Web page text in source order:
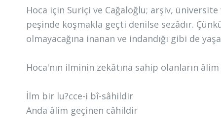
Hoca için Suriçi ve Cağaloğlu; arşiv,
peşinde koşmakla geçti denilse sezâdır.
olmayacağına inanan ve indandığı gibi de
Hoca'nın ilminin zekâtına sahip olanların
İlm bir lu?cce-i bî-sâhildir
Anda âlim geçinen câhildir